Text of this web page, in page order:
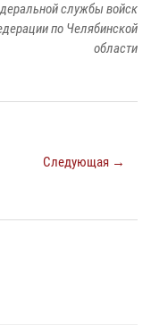
службы войск
по Челябинской
области
Следующая →